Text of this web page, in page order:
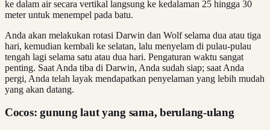
ke dalam air secara vertikal langsung ke kedalaman 25 hingga 30
meter untuk menempel pada batu.
Anda akan melakukan rotasi Darwin dan Wolf selama dua atau tiga
hari, kemudian kembali ke selatan, lalu menyelam di pulau-pulau
tengah lagi selama satu atau dua hari. Pengaturan waktu sangat
penting. Saat Anda tiba di Darwin, Anda sudah siap; saat Anda
pergi, Anda telah layak mendapatkan penyelaman yang lebih mudah
yang akan datang.
Cocos: gunung laut yang sama, berulang-ulang